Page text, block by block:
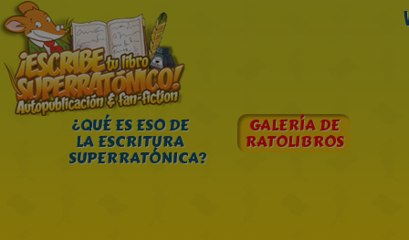
¿QUÉ ES ESO DE
LA ESCRITURA
SUPERRATÓNICA?
GALERÍA DE
RATOLIBROS